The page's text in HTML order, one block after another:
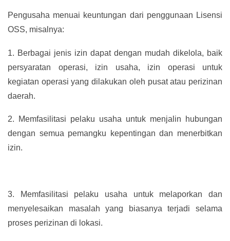
Pengusaha menuai keuntungan dari penggunaan Lisensi
OSS, misalnya:
1. Berbagai jenis izin dapat dengan mudah dikelola, baik
persyaratan operasi, izin usaha, izin operasi untuk
kegiatan operasi yang dilakukan oleh pusat atau perizinan
daerah.
2.
Memfasilitasi pelaku usaha untuk menjalin hubungan
dengan semua pemangku kepentingan dan menerbitkan
izin.
3.
Memfasilitasi pelaku usaha untuk melaporkan dan
menyelesaikan masalah yang biasanya terjadi selama
proses perizinan di lokasi.